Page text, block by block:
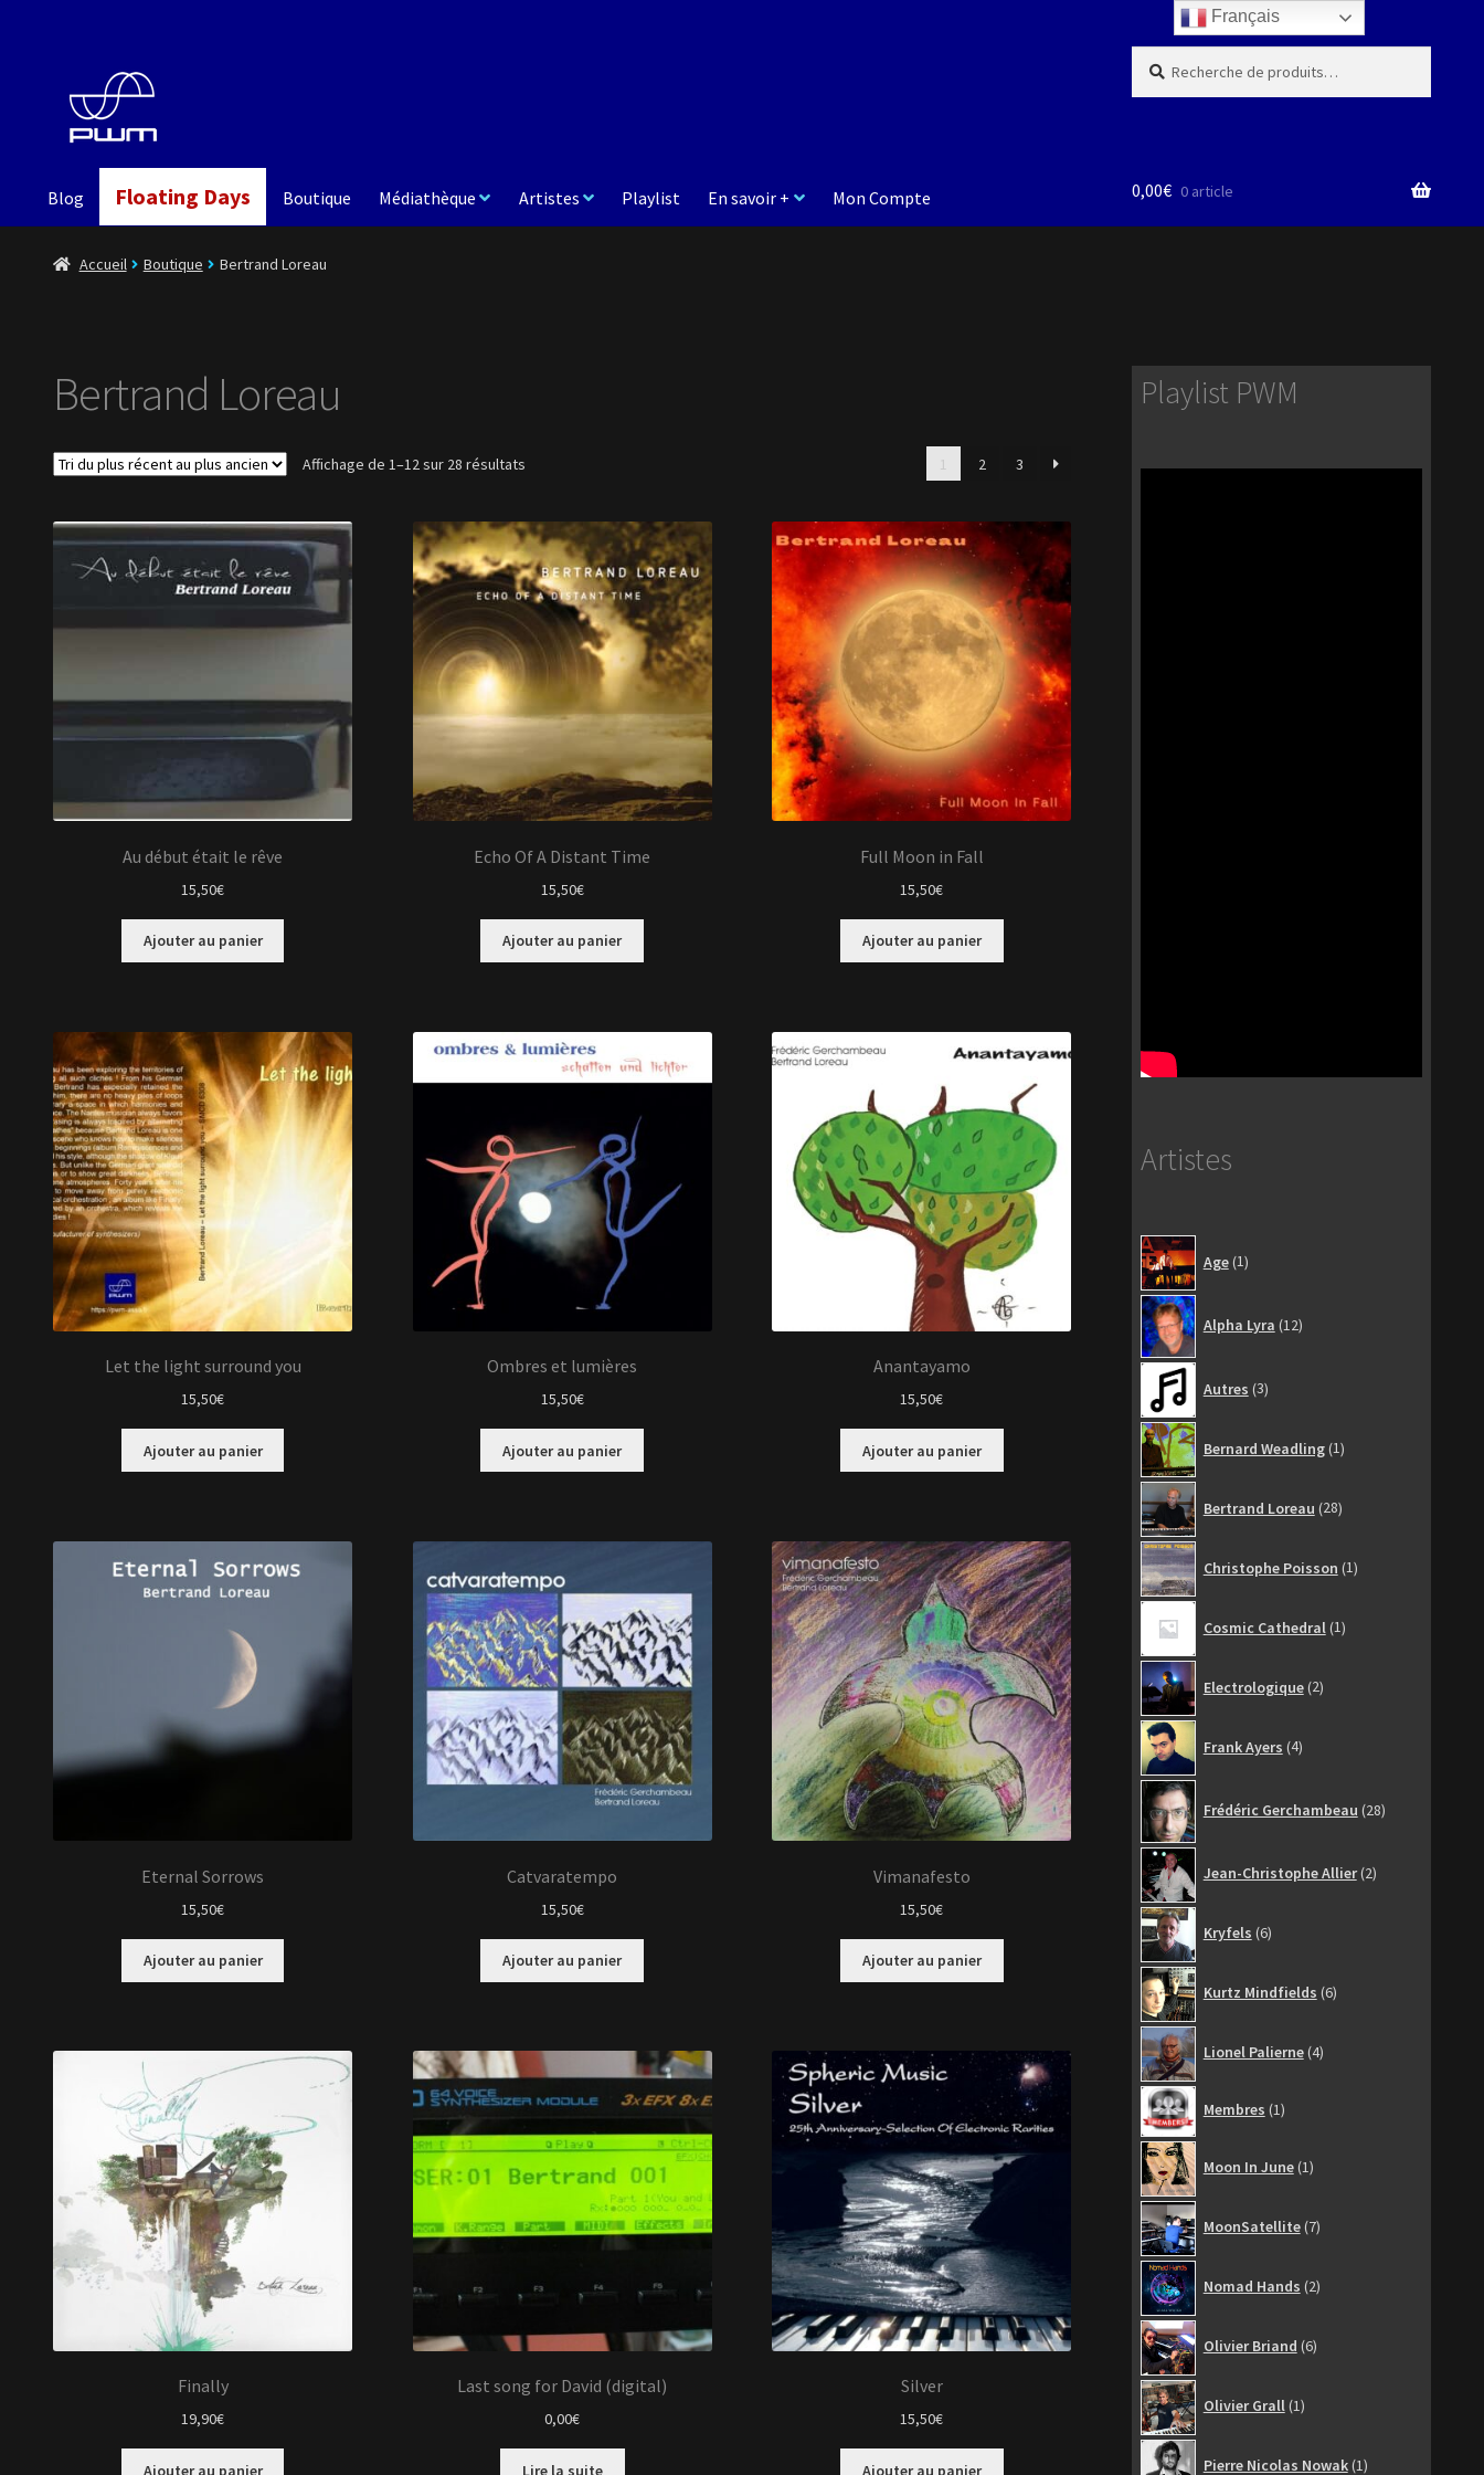
navigation
contenu
pour :
Blog Floating Days Boutique Médiathèque Artistes Playlist En savoir + Mon Compte 0,00€ 0 article
Accueil Boutique Bertrand Loreau
Bertrand Loreau
Affichage de 1–12 sur 28 résultats
récent
au
plus
ancien
1 2 3
Au début était le rêve
15,50€
Ajouter au panier
Echo Of A Distant Time
15,50€
Ajouter au panier
Full Moon in Fall
15,50€
Ajouter au panier
Let the light surround you
15,50€
Ajouter au panier
Ombres et lumières
15,50€
Ajouter au panier
Anantayamo
15,50€
Ajouter au panier
Eternal Sorrows
15,50€
Ajouter au panier
Catvaratempo
15,50€
Ajouter au panier
Vimanafesto
15,50€
Ajouter au panier
Finally
19,90€
Ajouter au panier
Last song for David (digital)
0,00€
Lire la suite
Silver
15,50€
Ajouter au panier
Playlist PWM
Artistes
Age 1produit
Alpha Lyra 12produits
Autres 3produits
Bernard Weadling 1produit
Bertrand Loreau 28produits
Christophe Poisson 1produit
Cosmic Cathedral 1produit
Electrologique 2produits
Frank Ayers 4produits
Frédéric Gerchambeau 28produits
Jean-Christophe Allier 2produits
Kryfels 6produits
Kurtz Mindfields 6produits
Lionel Palierne 4produits
Membres 1
produit
Moon In June 1produit
MoonSatellite 7produits
Nomad Hands 2produits
Olivier Briand 6produits
Olivier Grall 1produit
Pierre Nicolas Nowak 1
Français